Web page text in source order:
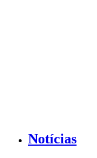
Notícias